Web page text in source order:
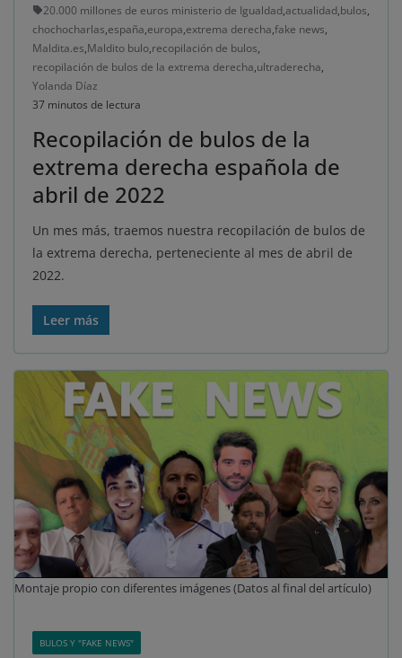
20.000 millones de euros ministerio de Igualdad,actualidad,bulos,
chochocharlas,españa,europa,extrema derecha,fake news,
Maldita.es,Maldito bulo,recopilación de bulos,
recopilación de bulos de la extrema derecha,ultraderecha,
Yolanda Díaz
37 minutos de lectura
Recopilación de bulos de la
extrema derecha española de
abril de 2022
Un mes más, traemos nuestra recopilación de bulos de
la extrema derecha, perteneciente al mes de abril de
2022.
Leer más
Montaje propio con diferentes imágenes (Datos al final del artículo)
BULOS Y "FAKE NEWS"